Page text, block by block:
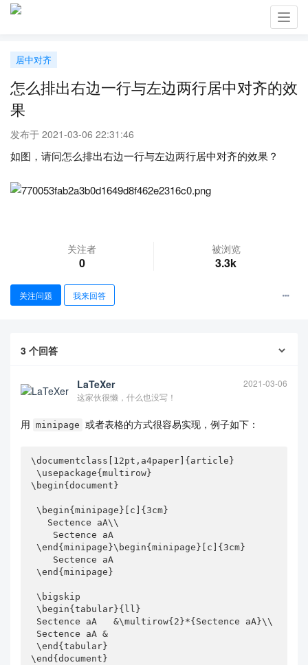
居中对齐
怎么排出右边一行与左边两行居中对齐的效
果
发布于 2021-03-06 22:31:46
如图，请问怎么排出右边一行与左边两行居中对齐的效果？
查看更多
关注者
0
被浏览
3.3k
关注问题 我来回答
3 个回答
LaTeXer
2021-03-06
这家伙很懒，什么也没写！
用 minipage 或者表格的方式很容易实现，例子如下：
\documentclass[12pt,a4paper]{article}
\usepackage{multirow}
\begin{document}
\begin{minipage}[c]{3cm}
\end{minipage}\begin{minipage}[c]{3cm}
\end{minipage}
\bigskip
\begin{tabular}{ll}
\end{tabular}
\end{document}